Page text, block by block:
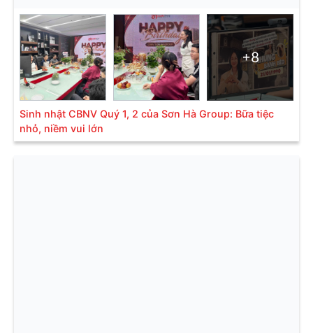
+8
Sinh nhật CBNV Quý 1, 2 của Sơn Hà Group: Bữa tiệc
nhỏ, niềm vui lớn